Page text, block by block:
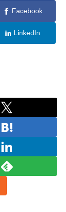
Facebook
LinkedIn